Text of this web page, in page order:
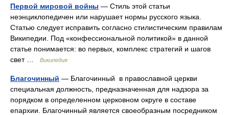
Первой мировой войны — Стиль этой статьи
неэнциклопедичен или нарушает нормы русского языка.
Статью следует исправить согласно стилистическим правилам
Википедии. Под «конфессиональной политикой» в данной
статье понимается: во первых, комплекс стратегий и шагов
свет …
Википедия
Благочинный — Благочинный в православной церкви
специальная должность, предназначенная для надзора за
порядком в определенном церковном округе в составе
епархии. Благочинный является своеобразным посредником